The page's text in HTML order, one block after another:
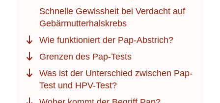
Schnelle Gewissheit bei Verdacht auf
Gebärmutterhalskrebs
Wie funktioniert der Pap-Abstrich?
Grenzen des Pap-Tests
Was ist der Unterschied zwischen Pap-
Test und HPV-Test?